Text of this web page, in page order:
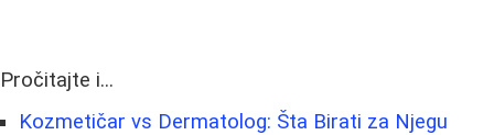
Pročitajte i...
Kozmetičar vs Dermatolog: Šta Birati za Njegu